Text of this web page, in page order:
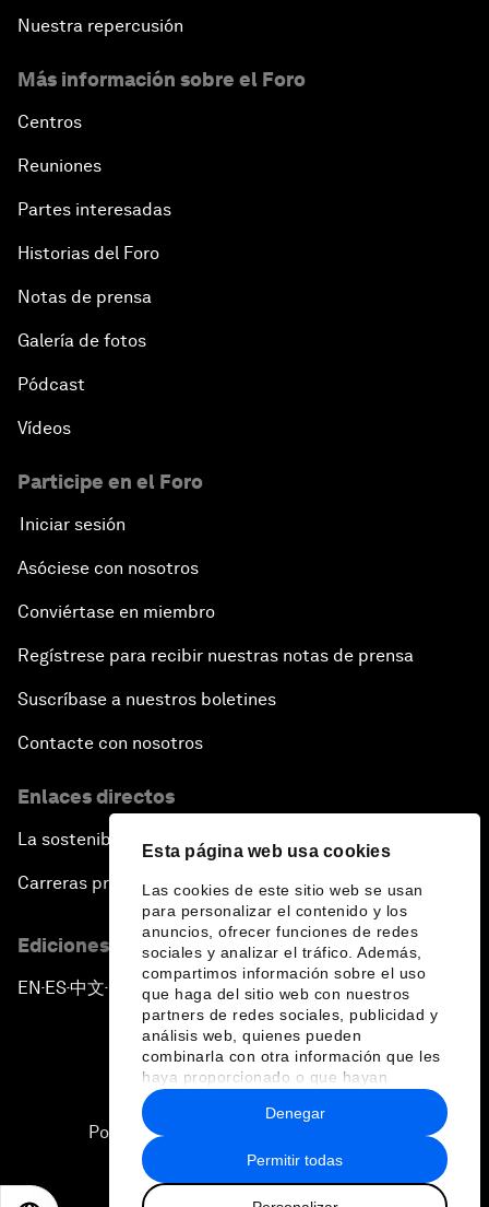
Esta página web usa cookies
Las cookies de este sitio web se usan
para personalizar el contenido y los
anuncios, ofrecer funciones de redes
sociales y analizar el tráfico. Además,
compartimos información sobre el uso
que haga del sitio web con nuestros
partners de redes sociales, publicidad y
análisis web, quienes pueden
combinarla con otra información que les
haya proporcionado o que hayan
recopilado a partir del uso que haya
hecho de sus servicios.
Permitir todas
Denegar
Nuestra repercusión
Más información sobre el Foro
Centros
Reuniones
Partes interesadas
Historias del Foro
Notas de prensa
Galería de fotos
Pódcast
Vídeos
Participe en el Foro
Iniciar sesión
Asóciese con nosotros
Conviértase en miembro
Regístrese para recibir nuestras notas de prensa
Suscríbase a nuestros boletines
Contacte con nosotros
Enlaces directos
La sostenibilidad en el Foro
Carreras profesionales
Ediciones en otros idiomas
EN ▪ES▪中文▪ 日本語
Política de privacidad y normas de uso
Sitemap